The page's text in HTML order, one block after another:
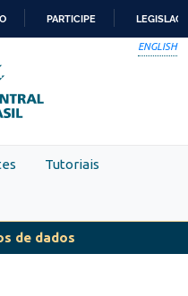
PARTICIPE
ENGLISH
Tutoriais
de dados